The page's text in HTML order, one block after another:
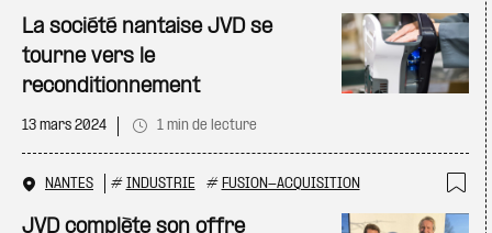
La société nantaise JVD se
tourne vers le
reconditionnement
13 mars 2024 1 min de lecture
NANTES # INDUSTRIE # FUSION-ACQUISITION
JVD complète son offre